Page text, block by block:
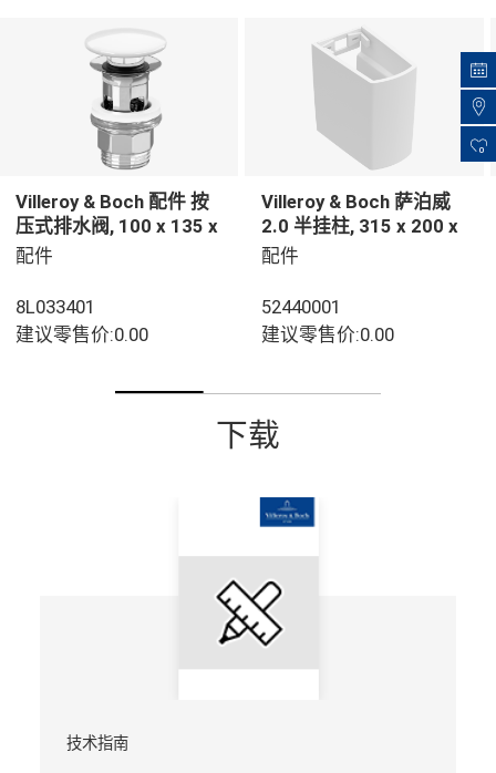
0
Villeroy & Boch 配件 按
压式排水阀, 100 x 135 x
69,5 mm, 白色
配件
8L033401
建议零售价:0.00
Villeroy & Boch 萨泊威
2.0 半挂柱, 315 x 200 x
290 mm, 白色
配件
52440001
建议零售价:0.00
下载
技术指南